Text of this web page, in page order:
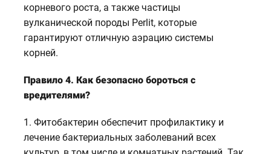
корневого роста, а также частицы
вулканической породы Perlit, которые
гарантируют отличную аэрацию системы
корней.
Правило 4. Как безопасно бороться с
вредителями?
1. Фитобактерин обеспечит профилактику и
лечение бактериальных заболеваний всех